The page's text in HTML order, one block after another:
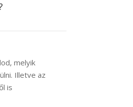
melyik
Illetve az
is